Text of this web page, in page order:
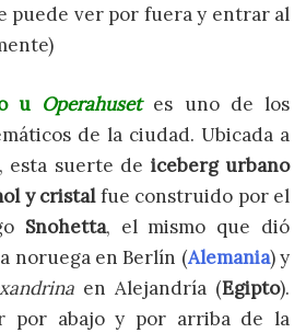
puede ver por fuera y entrar al
u Operahusetes uno de los
de la ciudad. Ubicada a
suerte de iceberg urbano
y cristalfue construido por el
Snohetta, el mismo que dió
noruega en Berlín (Alemania) y
en Alejandría (Egipto).
por abajo y por arriba de la